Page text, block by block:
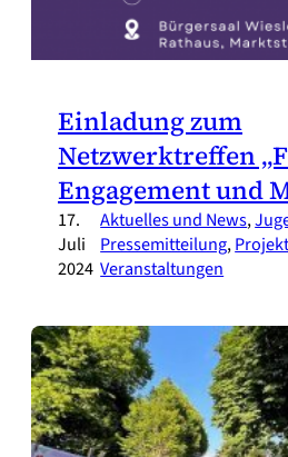
Einladung zum
Netzwerktreffen
Engagement und
17.
Juli
2024
Aktuelles und News,
Pressemitteilung,
Veranstaltungen